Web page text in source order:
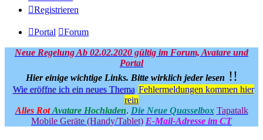
Registrieren
Portal Forum
Neue Regelung Ab 02.02.2020 gültig im Forum, Avatare und
Portal
Hier einige wichtige Links. Bitte wirklich jeder lesen !!
Wie eröffne ich ein neues Thema Fehlermeldungen kommen hier
rein
Alles Rot Avatare Hochladen. Die Neue Quasselbox Tapatalk
Mobile Geräte (Handy/Tablet) E-Mail-Adresse im CT